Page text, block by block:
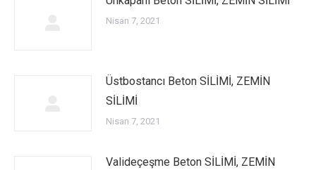
Nisan 7, 2021
Üstbostancı Beton SİLİMİ, ZEMİN
SİLİMİ
Nisan 7, 2021
Valideçeşme Beton SİLİMİ, ZEMİN